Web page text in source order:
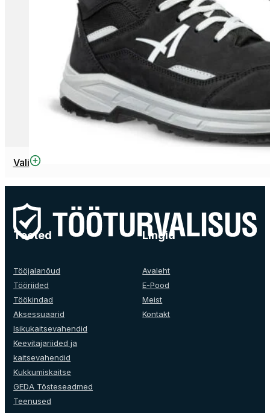
Vali
Sellel
on
mitu
varianti.
Valikuid
saab
tootelehel.
Tooted
Tööjalanõud
Tööriided
Töökindad
Aksessuaarid
Isikukaitsevahendid
Keevitajariided ja
kaitsevahendid
Kukkumiskaitse
GEDA Tõsteseadmed
Teenused
Lingid
Avaleht
E-Pood
Meist
Kontakt